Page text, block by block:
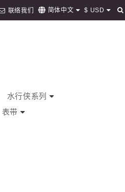
联络我们 简体中文 $ USD
水行侠系列
表带